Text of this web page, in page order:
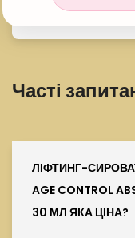
Часті
ЛІФТИНГ-
AGE CONTROL
30 МЛ ЯКА ЦІНА?